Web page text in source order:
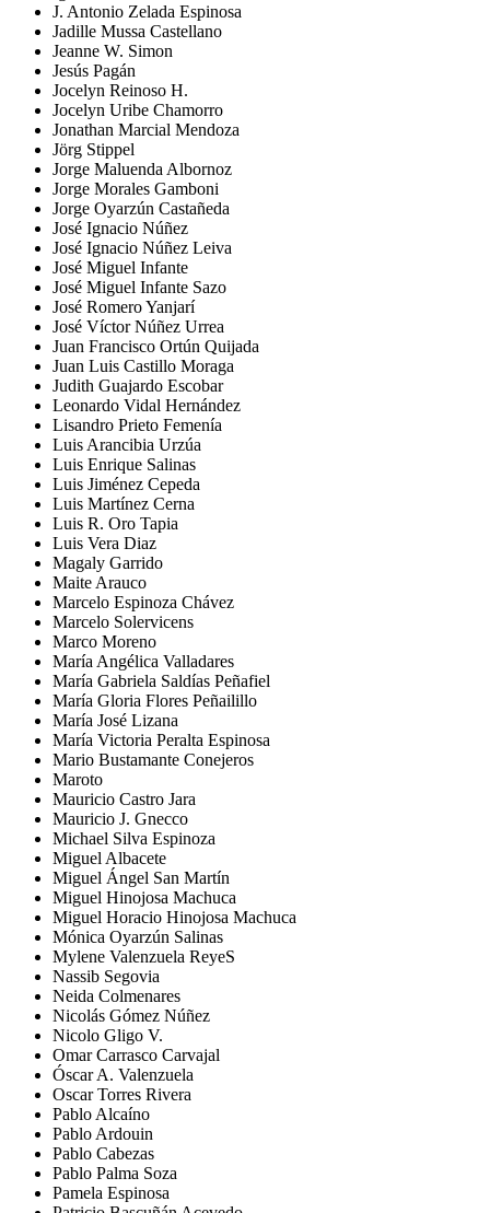
J. Antonio Zelada Espinosa
Jadille Mussa Castellano
Jeanne W. Simon
Jesús Pagán
Jocelyn Reinoso H.
Jocelyn Uribe Chamorro
Jonathan Marcial Mendoza
Jörg Stippel
Jorge Maluenda Albornoz
Jorge Morales Gamboni
Jorge Oyarzún Castañeda
José Ignacio Núñez
José Ignacio Núñez Leiva
José Miguel Infante
José Miguel Infante Sazo
José Romero Yanjarí
José Víctor Núñez Urrea
Juan Francisco Ortún Quijada
Juan Luis Castillo Moraga
Judith Guajardo Escobar
Leonardo Vidal Hernández
Lisandro Prieto Femenía
Luis Arancibia Urzúa
Luis Enrique Salinas
Luis Jiménez Cepeda
Luis Martínez Cerna
Luis R. Oro Tapia
Luis Vera Diaz
Magaly Garrido
Maite Arauco
Marcelo Espinoza Chávez
Marcelo Solervicens
Marco Moreno
María Angélica Valladares
María Gabriela Saldías Peñafiel
María Gloria Flores Peñailillo
María José Lizana
María Victoria Peralta Espinosa
Mario Bustamante Conejeros
Maroto
Mauricio Castro Jara
Mauricio J. Gnecco
Michael Silva Espinoza
Miguel Albacete
Miguel Ángel San Martín
Miguel Hinojosa Machuca
Miguel Horacio Hinojosa Machuca
Mónica Oyarzún Salinas
Mylene Valenzuela ReyeS
Nassib Segovia
Neida Colmenares
Nicolás Gómez Núñez
Nicolo Gligo V.
Omar Carrasco Carvajal
Óscar A. Valenzuela
Oscar Torres Rivera
Pablo Alcaíno
Pablo Ardouin
Pablo Cabezas
Pablo Palma Soza
Pamela Espinosa